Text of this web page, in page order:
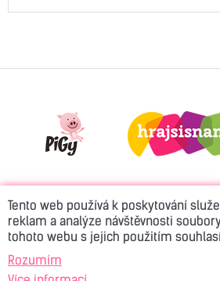
Tento web používá k poskytování
reklam a analýze návštěvnosti
tohoto webu s jejich použitím
Rozumím
© 2026 Active Rádio Kontakt